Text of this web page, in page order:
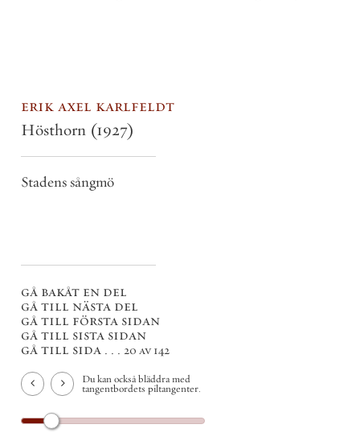
erik axel karlfeldt
Hösthorn (1927)
Stadens sångmö
gå bakåt en del
gå till nästa del
gå till första sidan
gå till sista sidan
gå till sida . . . 20 av 142
Du kan också bläddra med
tangentbordets piltangenter.